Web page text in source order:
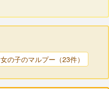
女の子のマルプー（23件）